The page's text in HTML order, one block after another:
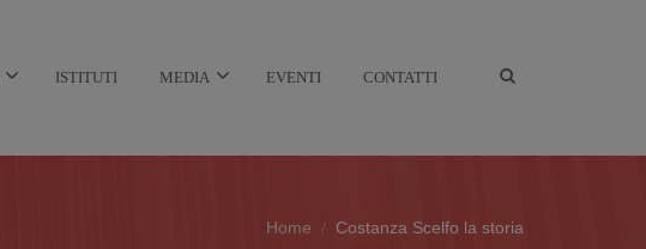
ISTITUTI MEDIA EVENTI CONTATTI
Home Costanza Scelfo la storia